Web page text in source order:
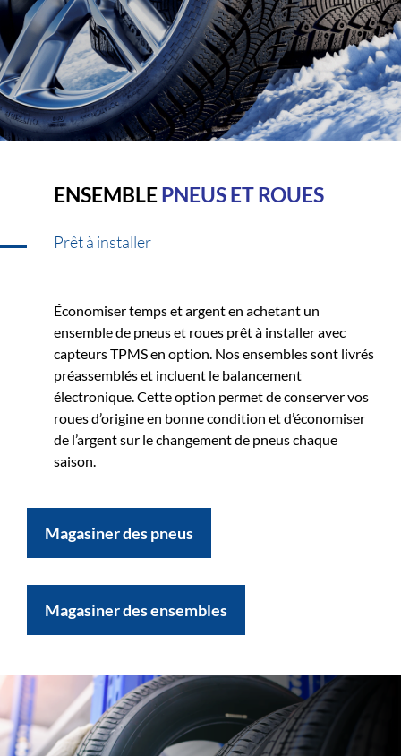
ENSEMBLEPNEUS ET ROUES
Prêt à installer
Économiser temps et argent en achetant un
ensemble de pneus et roues prêt à installer avec
capteurs TPMS en option. Nos ensembles sont livrés
préassemblés et incluent le balancement
électronique. Cette option permet de conserver vos
roues d’origine en bonne condition et d’économiser
de l’argent sur le changement de pneus chaque
saison.
Magasiner des pneus
Magasiner des ensembles